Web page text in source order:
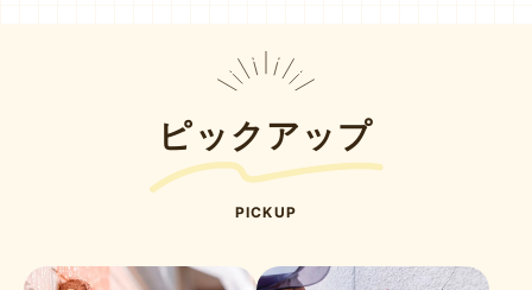
ピックアップ
PICKUP